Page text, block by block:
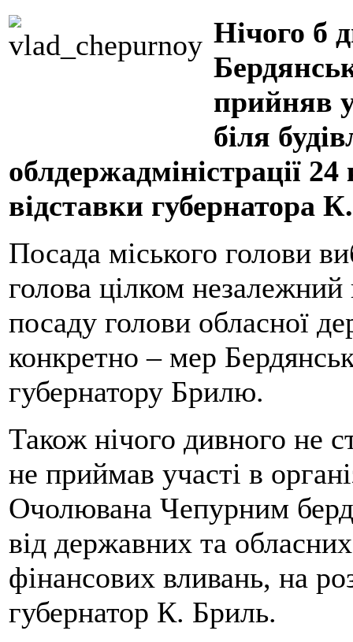
Нічого б
прийняв
біля
облдержадміністрації
відставки губернатора
Посада міського голови
голова цілком
посаду голови обласної
конкретно – мер
губернатору Брилю.
Також нічого дивного не
не приймав участі в
Очолювана Чепурним
від державних та
фінансових вливань, на
губернатор К. Бриль.